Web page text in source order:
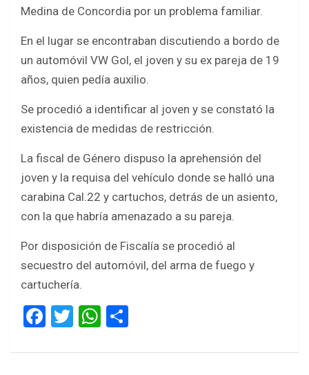
Medina de Concordia por un problema familiar.
En el lugar se encontraban discutiendo a bordo de
un automóvil VW Gol, el joven y su ex pareja de 19
años, quien pedía auxilio.
Se procedió a identificar al joven y se constató la
existencia de medidas de restricción.
La fiscal de Género dispuso la aprehensión del
joven y la requisa del vehículo donde se halló una
carabina Cal.22 y cartuchos, detrás de un asiento,
con la que habría amenazado a su pareja.
Por disposición de Fiscalía se procedió al
secuestro del automóvil, del arma de fuego y
cartuchería.
F
ce
T
tt
W
at ar